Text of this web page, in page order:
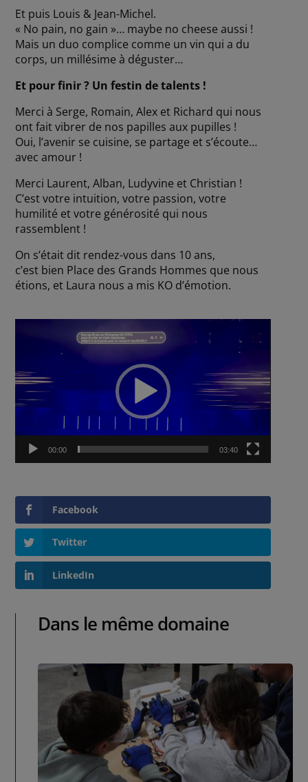
Et puis Louis & Jean-Michel.
« No pain, no gain »… maybe no cheese aussi !
Mais un duo complice comme un vin qui a du
corps, un millésime à déguster…
Et pour finir ? Un festin de talents !
Merci à Serge, Romain, Alex et Richard qui nous
ont fait vibrer de nos papilles aux pupilles !
Oui, l’avenir se cuisine, se partage et s’écoute…
avec amour !
Merci Laurent, Alban, Ludyvine et Christian !
C’est votre intuition, votre passion, votre
humilité et votre générosité qui nous
rassemblent !
On s’était dit rendez-vous dans 10 ans,
c’est bien Place des Grands Hommes que nous
étions, et Laura nous a mis KO d’émotion.
00:00 03:40
Facebook
Twitter
LinkedIn
Dans le même domaine